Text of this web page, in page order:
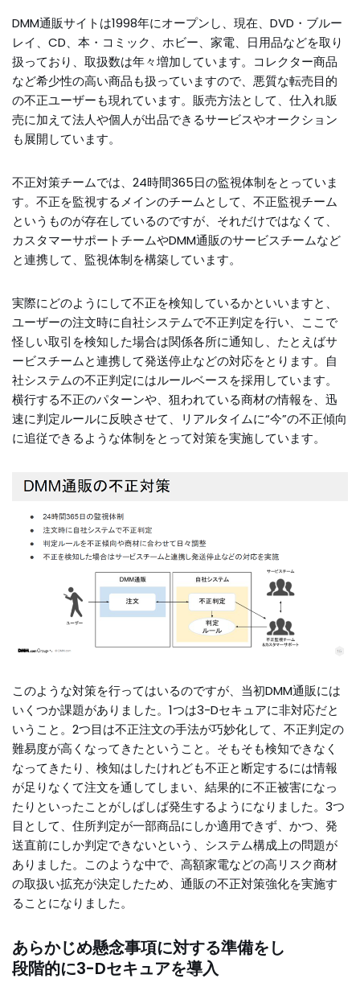
DMM通販サイトは1998年にオープンし、現在、DVD・ブルー
レイ、CD、本・コミック、ホビー、家電、日用品などを取り
扱っており、取扱数は年々増加しています。コレクター商品
など希少性の高い商品も扱っていますので、悪質な転売目的
の不正ユーザーも現れています。販売方法として、仕入れ販
売に加えて法人や個人が出品できるサービスやオークション
も展開しています。
不正対策チームでは、24時間365日の監視体制をとっていま
す。不正を監視するメインのチームとして、不正監視チーム
というものが存在しているのですが、それだけではなくて、
カスタマーサポートチームやDMM通販のサービスチームなど
と連携して、監視体制を構築しています。
実際にどのようにして不正を検知しているかといいますと、
ユーザーの注文時に自社システムで不正判定を行い、ここで
怪しい取引を検知した場合は関係各所に通知し、たとえばサ
ービスチームと連携して発送停止などの対応をとります。自
社システムの不正判定にはルールベースを採用しています。
横行する不正のパターンや、狙われている商材の情報を、迅
速に判定ルールに反映させて、リアルタイムに“今”の不正傾向
に追従できるような体制をとって対策を実施しています。
このような対策を行ってはいるのですが、当初DMM通販には
いくつか課題がありました。1つは3-Dセキュアに非対応だと
いうこと。2つ目は不正注文の手法が巧妙化して、不正判定の
難易度が高くなってきたということ。そもそも検知できなく
なってきたり、検知はしたけれども不正と断定するには情報
が足りなくて注文を通してしまい、結果的に不正被害になっ
たりといったことがしばしば発生するようになりました。3つ
目として、住所判定が一部商品にしか適用できず、かつ、発
送直前にしか判定できないという、システム構成上の問題が
ありました。このような中で、高額家電などの高リスク商材
の取扱い拡充が決定したため、通販の不正対策強化を実施す
ることになりました。
あらかじめ懸念事項に対する準備をし
段階的に3-Dセキュアを導入